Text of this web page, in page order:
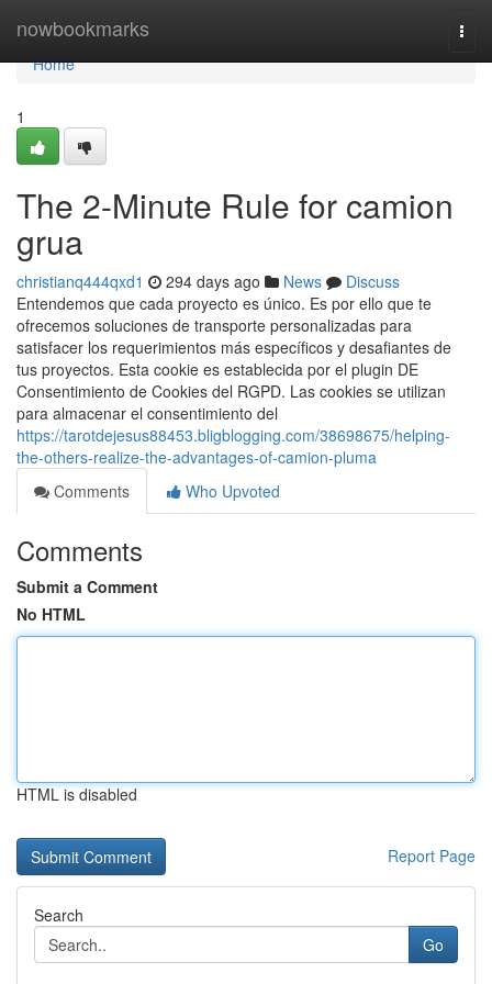
nowbookmarks
Home
Home
1
The 2-Minute Rule for camion
grua
christianq444qxd1 294 days ago News
Discuss
Entendemos que cada proyecto es único. Es por ello que te
ofrecemos soluciones de transporte personalizadas para
satisfacer los requerimientos más específicos y desafiantes de
tus proyectos. Esta cookie es establecida por el plugin DE
Consentimiento de Cookies del RGPD. Las cookies se utilizan
para almacenar el consentimiento del
https://tarotdejesus88453.bligblogging.com/38698675/helping-
the-others-realize-the-advantages-of-camion-pluma
Comments
Who Upvoted
Comments
Submit a Comment
No HTML
HTML is disabled
Report Page
Search
Go